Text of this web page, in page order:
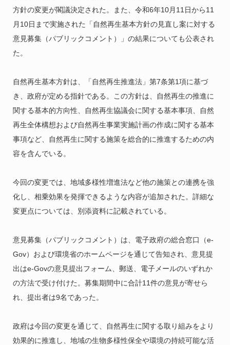
方針の変更が閣議決定された。また、令和6年10月11日から11
月10日まで実施された「自然再生基本方針の見直し案に対する
意見募集（パブリックコメント）」の結果についても公表され
た。
自然再生基本方針は、「自然再生推進法」第7条第1項に基づ
き、政府が定める指針である。この方針は、自然再生の推進に
関する基本的方向性、自然再生協議会に関する基本事項、自然
再生全体構想および自然再生事業実施計画の作成に関する基本
事項など、自然再生に関する施策を総合的に推進するための内
容を含んでいる。
今回の変更では、地域多様性増進法など他の施策との連携を強
化し、相乗効果を発揮できるような内容が追加された。詳細な
変更点については、別添資料に記載されている。
意見募集（パブリックコメント）は、電子政府の総合窓口（e-
Gov）および環境省のホームページを通じて告知され、意見提
出はe-Govの意見提出フォーム、郵送、電子メールのいずれか
の方法で受け付けた。募集期間中に合計11件の意見が寄せら
れ、提出者は9名であった。
政府は今回の変更を通じて、自然再生に関する取り組みをより
効果的に推進し、地域の生物多様性保全や環境の持続可能な活